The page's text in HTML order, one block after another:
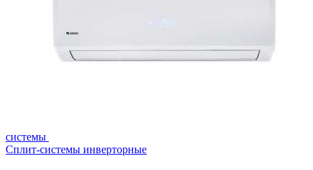
системы
Сплит-системы инверторные